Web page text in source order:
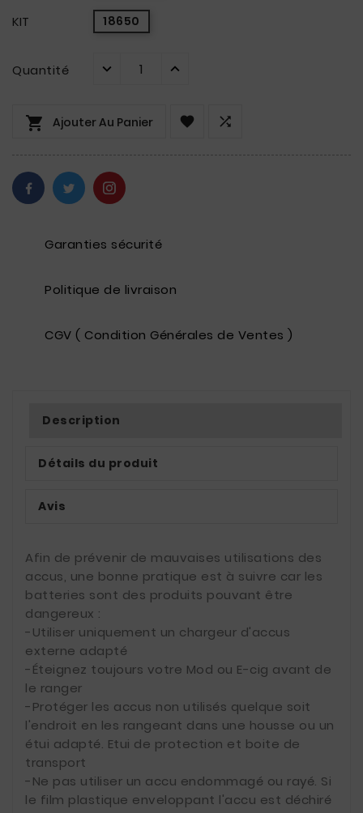
KIT 18650
Quantité
 Ajouter Au Panier  
Garanties sécurité
Politique de livraison
CGV ( Condition Générales de Ventes )
Description
Détails du produit
Avis
Afin de prévenir de mauvaises utilisations des
accus, une bonne pratique est à suivre car les
batteries sont des produits pouvant être
dangereux :
-Utiliser uniquement un chargeur d'accus
externe adapté
-Éteignez toujours votre Mod ou E-cig avant de
le ranger
-Protéger les accus non utilisés quelque soit
l'endroit en les rangeant dans une housse ou un
étui adapté. Etui de protection et boite de
transport
-Ne pas utiliser un accu endommagé ou rayé. Si
le film plastique enveloppant l'accu est déchiré